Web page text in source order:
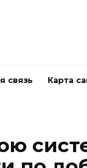
связь Карта